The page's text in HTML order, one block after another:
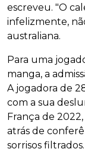
escreveu. "O
infelizmente,
australiana.
Para uma
manga, a
A jogadora de
com a sua
França de
atrás de
sorrisos